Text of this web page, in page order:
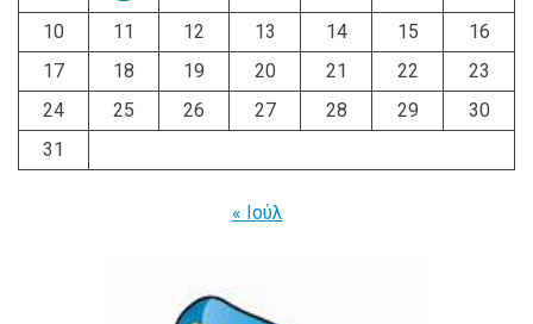
10
11 12 13 14 15
16
17
18 19 20 21 22
23
24
25 26 27 28 29
30
31
« Ιούλ